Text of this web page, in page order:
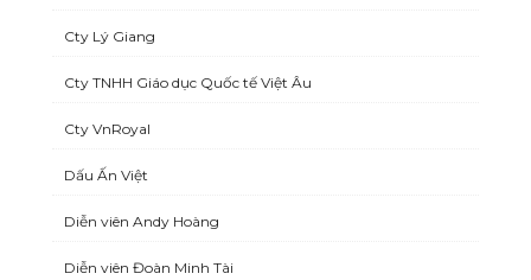
Cty Lý Giang
Cty TNHH Giáo dục Quốc tế Việt Âu
Cty VnRoyal
Dấu Ấn Việt
Diễn viên Andy Hoàng
Diễn viên Đoàn Minh Tài